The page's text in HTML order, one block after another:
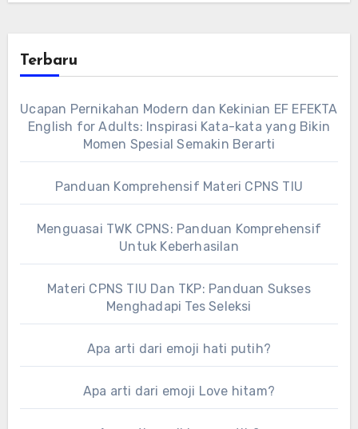
Terbaru
Ucapan Pernikahan Modern dan Kekinian EF EFEKTA
English for Adults: Inspirasi Kata-kata yang Bikin
Momen Spesial Semakin Berarti
Panduan Komprehensif Materi CPNS TIU
Menguasai TWK CPNS: Panduan Komprehensif
Untuk Keberhasilan
Materi CPNS TIU Dan TKP: Panduan Sukses
Menghadapi Tes Seleksi
Apa arti dari emoji hati putih?
Apa arti dari emoji Love hitam?